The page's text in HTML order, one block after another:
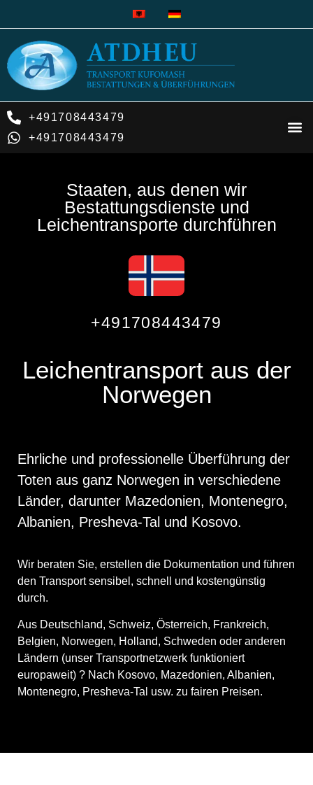
+491708443479
+491708443479
Staaten, aus denen wir
Bestattungsdienste und
Leichentransporte durchführen
+491708443479
Leichentransport aus der
Norwegen
Ehrliche und professionelle Überführung der
Toten aus ganz Norwegen in verschiedene
Länder, darunter Mazedonien, Montenegro,
Albanien, Presheva-Tal und Kosovo.
Wir beraten Sie, erstellen die Dokumentation und führen
den Transport sensibel, schnell und kostengünstig
durch.
Aus Deutschland, Schweiz, Österreich, Frankreich,
Belgien, Norwegen, Holland, Schweden oder anderen
Ländern (unser Transportnetzwerk funktioniert
europaweit) ? Nach Kosovo, Mazedonien, Albanien,
Montenegro, Presheva-Tal usw. zu fairen Preisen.